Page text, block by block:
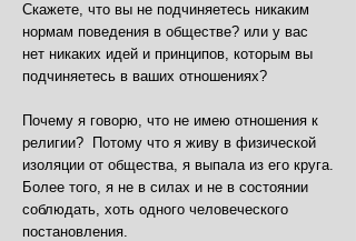
Скажете, что вы не подчиняетесь никаким
нормам поведения в обществе? или у вас
нет никаких идей и принципов, которым вы
подчиняетесь в ваших отношениях?
Почему я говорю, что не имею отношения к
религии? Потому что я живу в физической
изоляции от общества, я выпала из его круга.
Более того, я не в силах и не в состоянии
соблюдать, хоть одного человеческого
постановления.